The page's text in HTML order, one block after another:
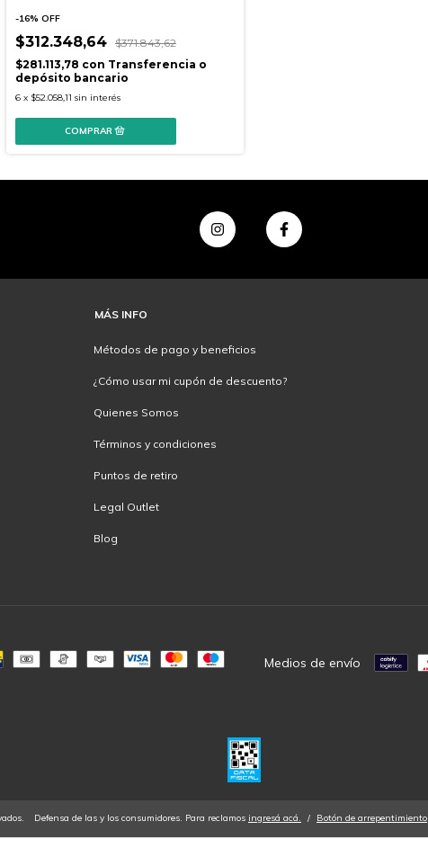
-16% OFF
$312.348,64 $371.843,62
$281.113,78 con Transferencia o
depósito bancario
6 x $52.058,11 sin interés
MÁS INFO
Métodos de pago y beneficios
¿Cómo usar mi cupón de descuento?
Quienes Somos
Términos y condiciones
Puntos de retiro
Legal Outlet
Blog
Medios de envío
Defensa de las y los consumidores. Para reclamos ingresá acá. / Botón de arrepentimiento